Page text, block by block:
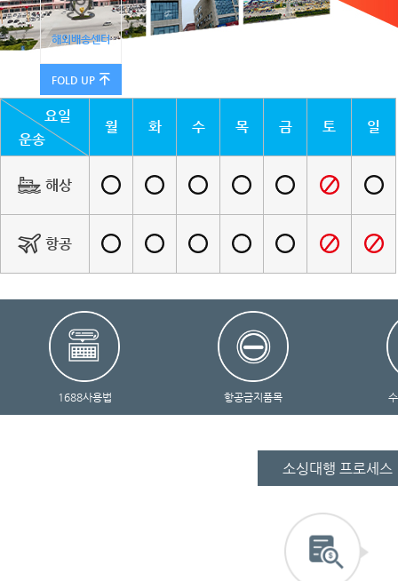
해외배송센터
FOLD UP
요일
운송
월 화 수 목 금 토 일
해상
항공
1688사용법 항공금지품목
소싱대행 프로세스